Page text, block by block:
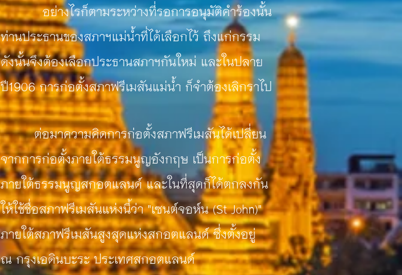
อย่างไรก็ตามระหว่างที่รอการอนุมัติคำร้องนั้น
ท่านประธานของสภาฯแม่น้ำที่ได้เลือกไว้ ถึงแก่กรรม
ดังนั้นจึงต้องเลือกประธานสภาฯกันใหม่ และในปลาย
ปี1906 การก่อตั้งสภาฟรีเมสันแม่น้ำ ก็จำต้องเลิกราไป
ต่อมาความคิดการก่อตั้งสภาฟรีเมสันได้เปลี่ยน
จากการก่อตั้งภายใต้ธรรมนูญอังกฤษ เป็นการก่อตั้ง
ภายใต้ธรรมนูญสกอตแลนด์ และในที่สุดก็ได้ตกลงกัน
ให้ใช้ชื่อสภาฟรีเมสันแห่งนี้ว่า "เซนต์จอห์น (St John)"
ภายใต้สภาฟรีเมสันสูงสุดแห่งสกอตแลนด์ ซึ่งตั้งอยู่
ณ กรุงเอดินบะระ ประเทศสกอตแลนด์